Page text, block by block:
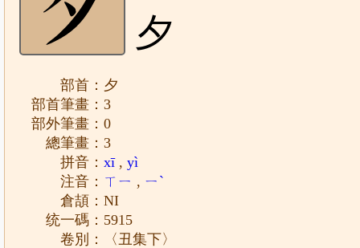
夕
部首：夕
部首筆畫：3
部外筆畫：0
總筆畫：3
拼音：xī,yì
注音： ㄒㄧ , ㄧˋ
倉頡：NI
统一碼：5915
卷別：〈丑集下〉